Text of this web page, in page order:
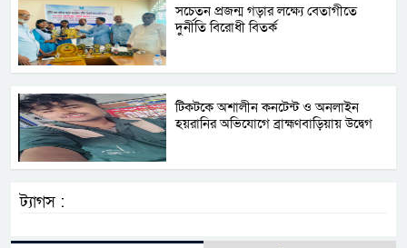
সচেতন প্রজন্ম গড়ার লক্ষ্যে বেতাগীতে
দুর্নীতি বিরোধী বিতর্ক
টিকটকে অশালীন কনটেন্ট ও অনলাইন
হয়রানির অভিযোগে ব্রাহ্মণবাড়িয়ায় উদ্বেগ
ট্যাগস :